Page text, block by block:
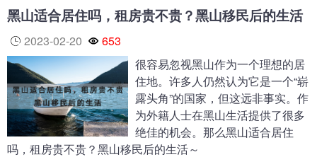
黑山适合居住吗，租房贵不贵？黑山移民后的生活
2023-02-20
653
很容易忽视黑山作为一个理想的居
住地。许多人仍然认为它是一个“崭
露头角”的国家，但这远非事实。作
为外籍人士在黑山生活提供了很多
绝佳的机会。那么黑山适合居住
吗，租房贵不贵？黑山移民后的生活～